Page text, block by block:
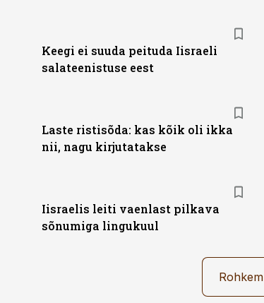
Keegi ei suuda peituda Iisraeli
salateenistuse eest
Laste ristisõda: kas kõik oli ikka
nii, nagu kirjutatakse
Iisraelis leiti vaenlast pilkava
sõnumiga lingukuul